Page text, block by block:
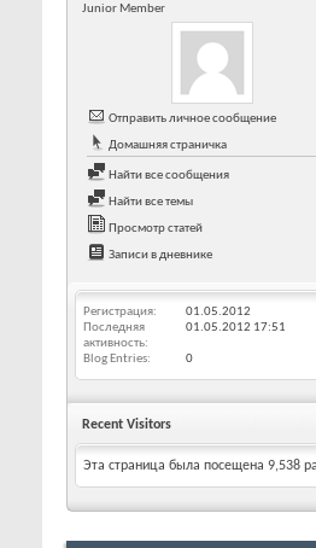
Junior Member
Отправить личное сообщение
Домашняя страничка
Найти все сообщения
Найти все темы
Просмотр статей
Записи в дневнике
Регистрация
01.05.2012
Последняя
активность
01.05.2012 17:51
Blog Entries 0
Recent Visitors
Эта страница была посещена 9,538